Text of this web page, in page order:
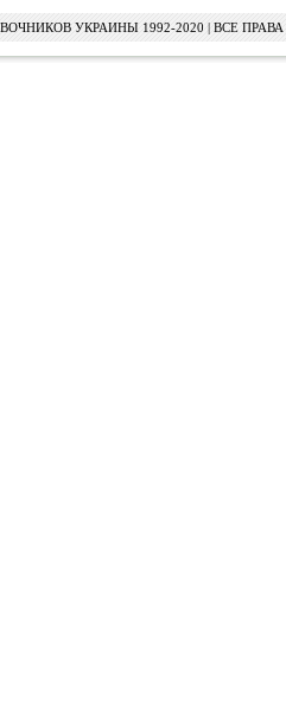
УКРАИНЫ 1992-2020 | ВСЕ